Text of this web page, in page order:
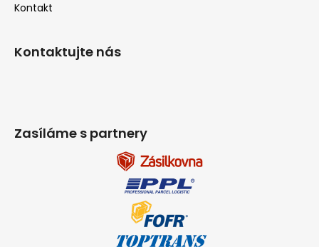
Kontakt
Kontaktujte nás
Zasíláme s partnery